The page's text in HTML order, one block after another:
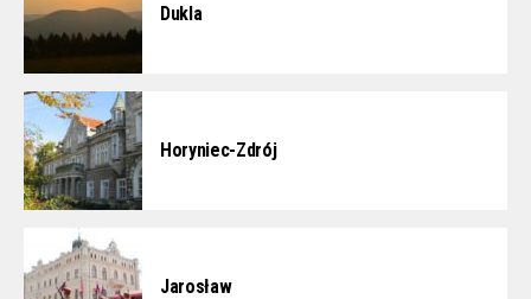
Dukla
Horyniec-Zdrój
Jarosław